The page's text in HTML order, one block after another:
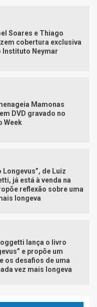
Soares e Thiago
cobertura exclusiva
Instituto Neymar
Mamonas
DVD gravado no
Week
Longevus”, de Luiz
já está à venda na
reflexão sobre uma
longeva
lança o livro
e propõe um
os desafios de uma
vez mais longeva